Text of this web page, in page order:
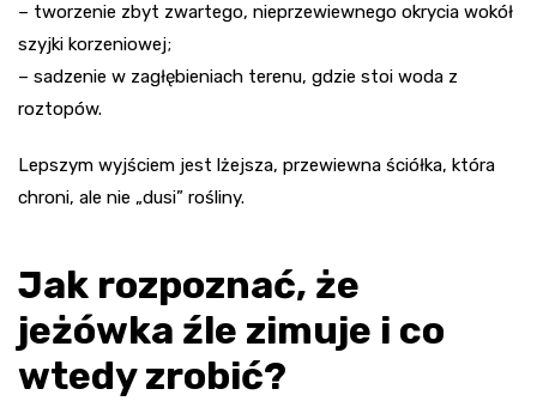
– tworzenie zbyt zwartego, nieprzewiewnego okrycia wokół
szyjki korzeniowej;
– sadzenie w zagłębieniach terenu, gdzie stoi woda z
roztopów.
Lepszym wyjściem jest lżejsza, przewiewna ściółka, która
chroni, ale nie „dusi” rośliny.
Jak rozpoznać, że
jeżówka źle zimuje i co
wtedy zrobić?